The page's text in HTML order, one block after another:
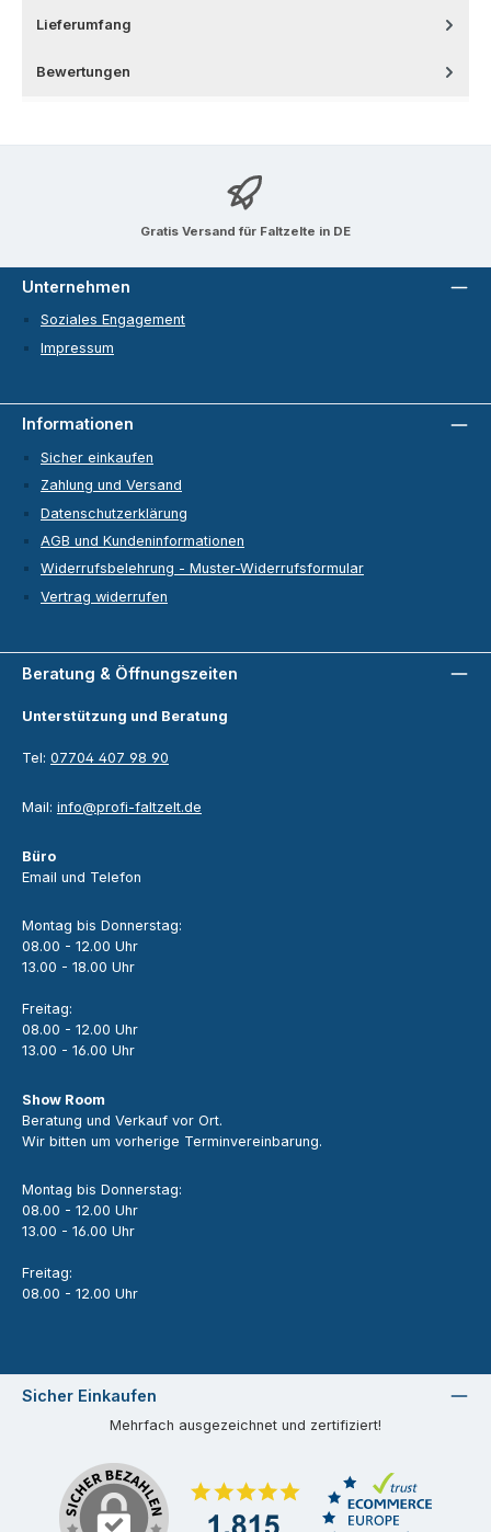
Lieferumfang
Bewertungen
Gratis Versand für Faltzelte in DE
Beratung & Öffnungszeiten
Unterstützung und Beratung
Tel: 07704 407 98 90
Mail: info@profi-faltzelt.de
Büro
Email und Telefon
Montag bis Donnerstag:
08.00 - 12.00 Uhr
13.00 - 18.00 Uhr
Freitag:
08.00 - 12.00 Uhr
13.00 - 16.00 Uhr
Show Room
Beratung und Verkauf vor Ort.
Wir bitten um vorherige Terminvereinbarung.
Montag bis Donnerstag:
08.00 - 12.00 Uhr
13.00 - 16.00 Uhr
Freitag:
08.00 - 12.00 Uhr
Unternehmen
Soziales Engagement
Impressum
Informationen
Sicher einkaufen
Zahlung und Versand
Datenschutzerklärung
AGB und Kundeninformationen
Widerrufsbelehrung - Muster-Widerrufsformular
Vertrag widerrufen
Sicher Einkaufen
Mehrfach ausgezeichnet und zertifiziert!